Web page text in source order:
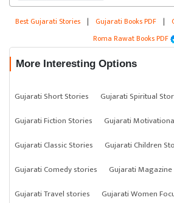
Best Gujarati Stories | Gujarati Books PDF |
Roma Rawat Books PDF
More Interesting Options
Gujarati Short Stories
Gujarati Spiritual
Gujarati Fiction Stories
Gujarati
Gujarati Classic Stories
Gujarati Children
Gujarati Comedy stories
Gujarati Magazine
Gujarati Travel stories
Gujarati Women